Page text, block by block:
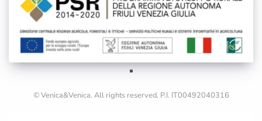
© Venica&Venica. All rights reserved. P.I. IT00492040316